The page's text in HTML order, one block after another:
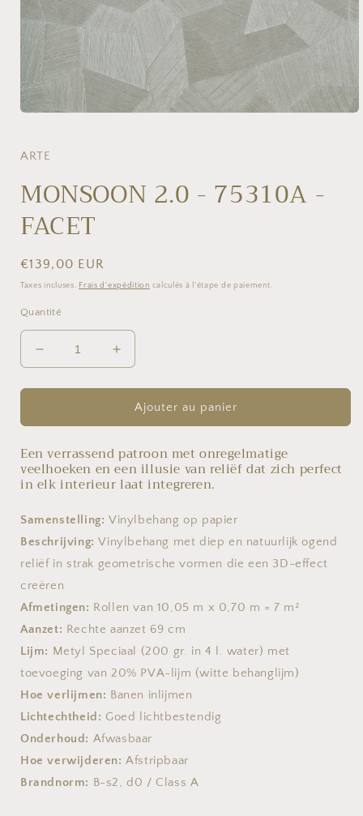
1
fenêtre
modale
ARTE
MONSOON 2.0 - 75310A -
FACET
Prix
habituel
€139,00 EUR
Taxes incluses. Frais d'expédition calculés à l'étape de paiement.
Quantité
Réduire
la
quantité
MONSOON
-
75310A
-
Augmenter
la
quantité
MONSOON
-
75310A
Ajouter au panier
Een verrassend patroon met onregelmatige
veelhoeken en een illusie van reliëf dat zich perfect
in elk interieur laat integreren.
Samenstelling: Vinylbehang op papier
Beschrijving:Vinylbehang met diep en natuurlijk ogend
reliëf in strak geometrische vormen die een 3D-effect
creëren
Afmetingen: Rollen van 10,05 m x 0,70 m = 7 m²
Aanzet: Rechte aanzet 69 cm
Lijm: Metyl Speciaal (200 gr. in 4 l. water) met
toevoeging van 20% PVA-lijm (witte behanglijm)
Hoe verlijmen: Banen inlijmen
Lichtechtheid: Goed lichtbestendig
Onderhoud: Afwasbaar
Hoe verwijderen:Afstripbaar
Brandnorm: B-s2, d0 / Class A